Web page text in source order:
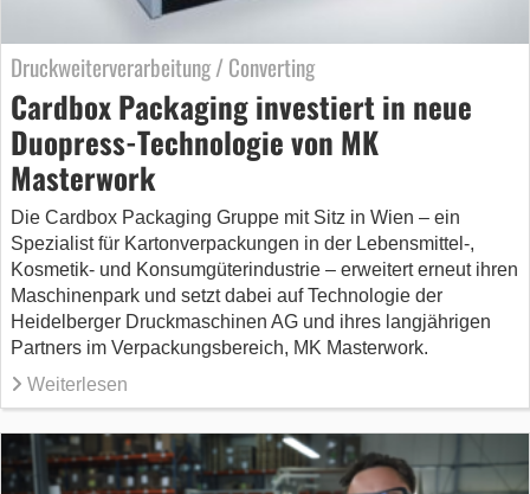
Druckweiterverarbeitung / Converting
Cardbox Packaging investiert in neue
Duopress-Technologie von MK
Masterwork
Die Cardbox Packaging Gruppe mit Sitz in Wien – ein
Spezialist für Kartonverpackungen in der Lebensmittel-,
Kosmetik- und Konsumgüterindustrie – erweitert erneut ihren
Maschinenpark und setzt dabei auf Technologie der
Heidelberger Druckmaschinen AG und ihres langjährigen
Partners im Verpackungsbereich, MK Masterwork.
Weiterlesen